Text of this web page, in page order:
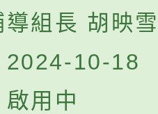
導組長 胡映
2024-10-18
用中